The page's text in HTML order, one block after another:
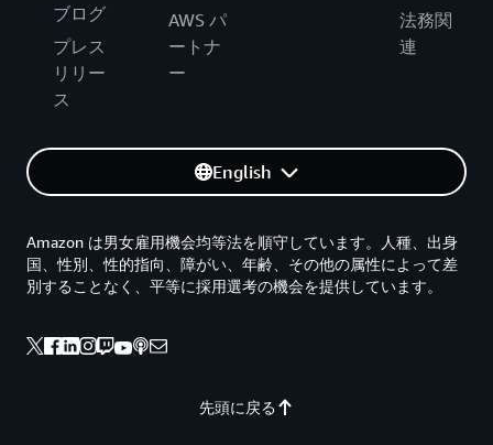
ブログ
プレス
リリー
ス
AWS パ
ートナ
ー
法務関
連
English
先頭に戻る
Amazon は男女雇用機会均等法を順守しています。人種、出身
国、性別、性的指向、障がい、年齢、その他の属性によって差
別することなく、平等に採用選考の機会を提供しています。